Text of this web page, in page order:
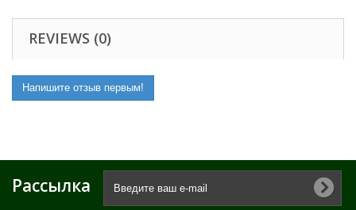
REVIEWS (0)
Напишите отзыв первым!
Рассылка